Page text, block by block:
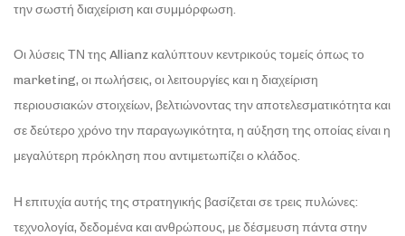
την σωστή διαχείριση και συμμόρφωση.
Οι λύσεις ΤΝ της Allianz καλύπτουν κεντρικούς τομείς όπως το
marketing, οι πωλήσεις, οι λειτουργίες και η διαχείριση
περιουσιακών στοιχείων, βελτιώνοντας την αποτελεσματικότητα και
σε δεύτερο χρόνο την παραγωγικότητα, η αύξηση της οποίας είναι η
μεγαλύτερη πρόκληση που αντιμετωπίζει ο κλάδος.
Η επιτυχία αυτής της στρατηγικής βασίζεται σε τρεις πυλώνες:
τεχνολογία, δεδομένα και ανθρώπους, με δέσμευση πάντα στην